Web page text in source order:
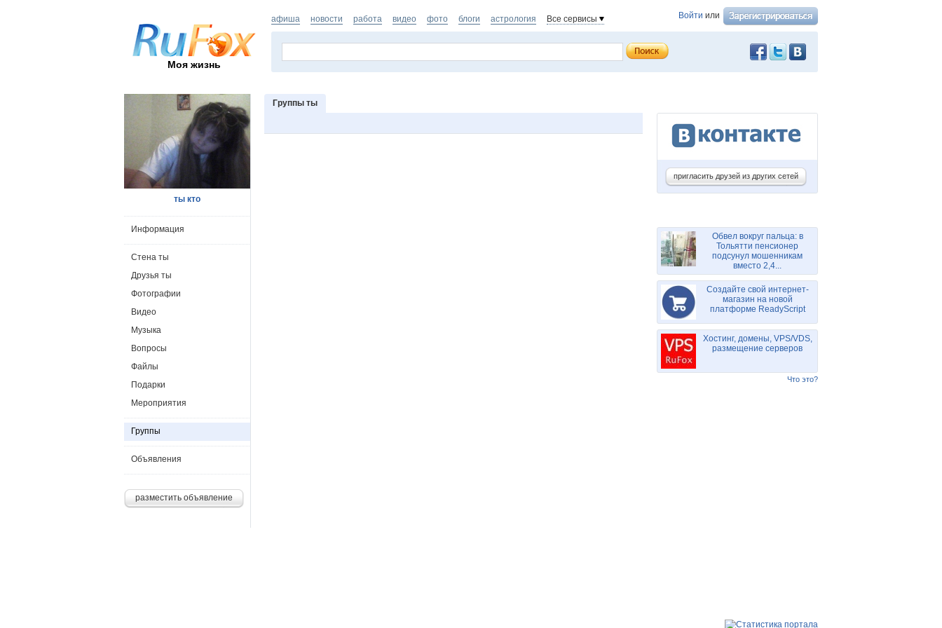
Моя жизнь
Войти или
афиша новости работа видео фото блоги астрология Все сервисы
Группы ты
ты кто
Информация
Стена ты
Друзья ты
Фотографии
Видео
Музыка
Вопросы
Файлы
Подарки
Мероприятия
Группы
Объявления
разместить объявление
пригласить друзей из других сетей
Обвел вокруг пальца: в
Тольятти пенсионер
подсунул мошенникам
вместо 2,4...
Создайте свой интернет-
магазин на новой
платформе ReadyScript
Хостинг, домены, VPS/VDS,
размещение серверов
Что это?